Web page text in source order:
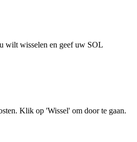
wilt wisselen en geef uw SOL
Klik op 'Wissel' om door te gaan.